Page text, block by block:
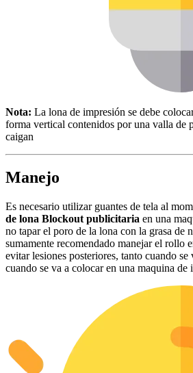
Nota: La lona de impresión se debe
forma vertical contenidos por una valla de
caigan
Manejo
Es necesario utilizar guantes de tela al
de lona Blockout publicitaria en una
no tapar el poro de la lona con la grasa de
sumamente recomendado manejar el rollo
evitar lesiones posteriores, tanto cuando se
cuando se va a colocar en una maquina de